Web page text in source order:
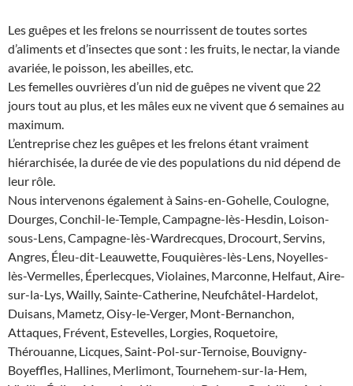
Les guêpes et les frelons se nourrissent de toutes sortes
d’aliments et d’insectes que sont : les fruits, le nectar, la viande
avariée, le poisson, les abeilles, etc.
Les femelles ouvrières d’un nid de guêpes ne vivent que 22
jours tout au plus, et les mâles eux ne vivent que 6 semaines au
maximum.
L’entreprise chez les guêpes et les frelons étant vraiment
hiérarchisée, la durée de vie des populations du nid dépend de
leur rôle.
Nous intervenons également à Sains-en-Gohelle, Coulogne,
Dourges, Conchil-le-Temple, Campagne-lès-Hesdin, Loison-
sous-Lens, Campagne-lès-Wardrecques, Drocourt, Servins,
Angres, Éleu-dit-Leauwette, Fouquières-lès-Lens, Noyelles-
lès-Vermelles, Éperlecques, Violaines, Marconne, Helfaut, Aire-
sur-la-Lys, Wailly, Sainte-Catherine, Neufchâtel-Hardelot,
Duisans, Mametz, Oisy-le-Verger, Mont-Bernanchon,
Attaques, Frévent, Estevelles, Lorgies, Roquetoire,
Thérouanne, Licques, Saint-Pol-sur-Ternoise, Bouvigny-
Boyeffles, Hallines, Merlimont, Tournehem-sur-la-Hem,